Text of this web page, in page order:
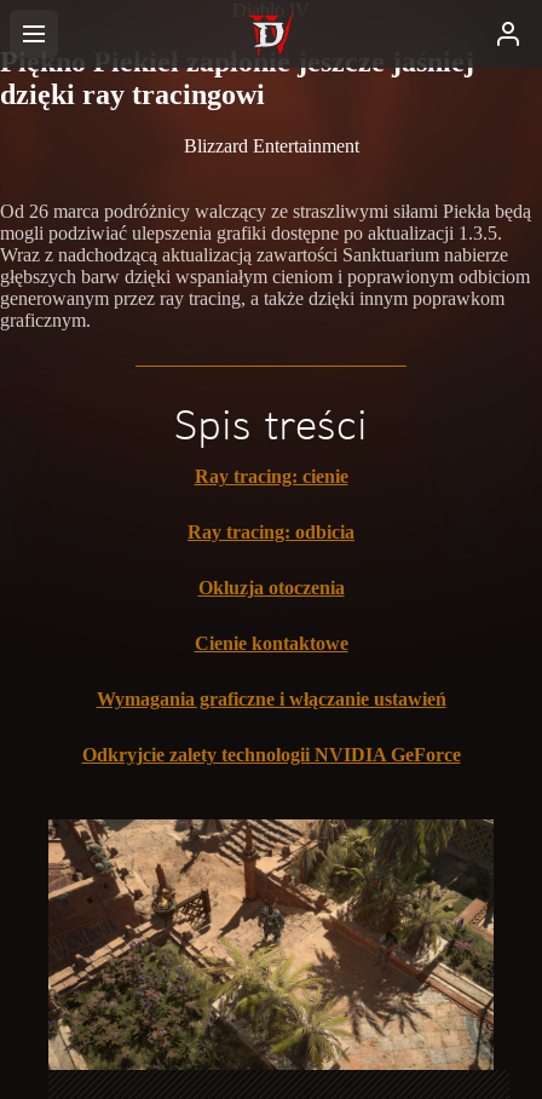
Diablo IV
Piękno Piekieł zapłonie jeszcze jaśniej
dzięki ray tracingowi
Blizzard Entertainment
Od 26 marca podróżnicy walczący ze straszliwymi siłami Piekła będą
mogli podziwiać ulepszenia grafiki dostępne po aktualizacji 1.3.5.
Wraz z nadchodzącą aktualizacją zawartości Sanktuarium nabierze
głębszych barw dzięki wspaniałym cieniom i poprawionym odbiciom
generowanym przez ray tracing, a także dzięki innym poprawkom
graficznym.
Spis treści
Ray tracing: cienie
Ray tracing: odbicia
Okluzja otoczenia
Cienie kontaktowe
Wymagania graficzne i włączanie ustawień
Odkryjcie zalety technologii NVIDIA GeForce